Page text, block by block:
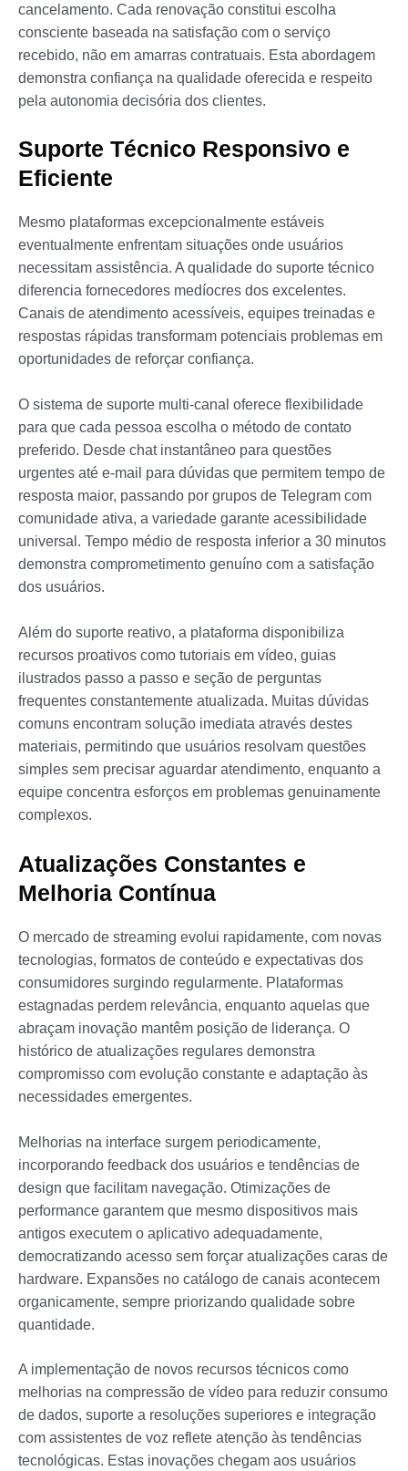
cancelamento. Cada renovação constitui escolha
consciente baseada na satisfação com o serviço
recebido, não em amarras contratuais. Esta abordagem
demonstra confiança na qualidade oferecida e respeito
pela autonomia decisória dos clientes.
Suporte Técnico Responsivo e
Eficiente
Mesmo plataformas excepcionalmente estáveis
eventualmente enfrentam situações onde usuários
necessitam assistência. A qualidade do suporte técnico
diferencia fornecedores medíocres dos excelentes.
Canais de atendimento acessíveis, equipes treinadas e
respostas rápidas transformam potenciais problemas em
oportunidades de reforçar confiança.
O sistema de suporte multi-canal oferece flexibilidade
para que cada pessoa escolha o método de contato
preferido. Desde chat instantâneo para questões
urgentes até e-mail para dúvidas que permitem tempo de
resposta maior, passando por grupos de Telegram com
comunidade ativa, a variedade garante acessibilidade
universal. Tempo médio de resposta inferior a 30 minutos
demonstra comprometimento genuíno com a satisfação
dos usuários.
Além do suporte reativo, a plataforma disponibiliza
recursos proativos como tutoriais em vídeo, guias
ilustrados passo a passo e seção de perguntas
frequentes constantemente atualizada. Muitas dúvidas
comuns encontram solução imediata através destes
materiais, permitindo que usuários resolvam questões
simples sem precisar aguardar atendimento, enquanto a
equipe concentra esforços em problemas genuinamente
complexos.
Atualizações Constantes e
Melhoria Contínua
O mercado de streaming evolui rapidamente, com novas
tecnologias, formatos de conteúdo e expectativas dos
consumidores surgindo regularmente. Plataformas
estagnadas perdem relevância, enquanto aquelas que
abraçam inovação mantêm posição de liderança. O
histórico de atualizações regulares demonstra
compromisso com evolução constante e adaptação às
necessidades emergentes.
Melhorias na interface surgem periodicamente,
incorporando feedback dos usuários e tendências de
design que facilitam navegação. Otimizações de
performance garantem que mesmo dispositivos mais
antigos executem o aplicativo adequadamente,
democratizando acesso sem forçar atualizações caras de
hardware. Expansões no catálogo de canais acontecem
organicamente, sempre priorizando qualidade sobre
quantidade.
A implementação de novos recursos técnicos como
melhorias na compressão de vídeo para reduzir consumo
de dados, suporte a resoluções superiores e integração
com assistentes de voz reflete atenção às tendências
tecnológicas. Estas inovações chegam aos usuários